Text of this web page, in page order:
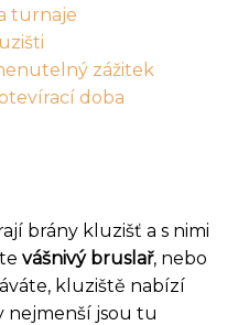
turnaje
zážitek
doba
brány kluzišť a s nimi
vášnivý bruslař, nebo
kluziště nabízí
nejmenší jsou tu